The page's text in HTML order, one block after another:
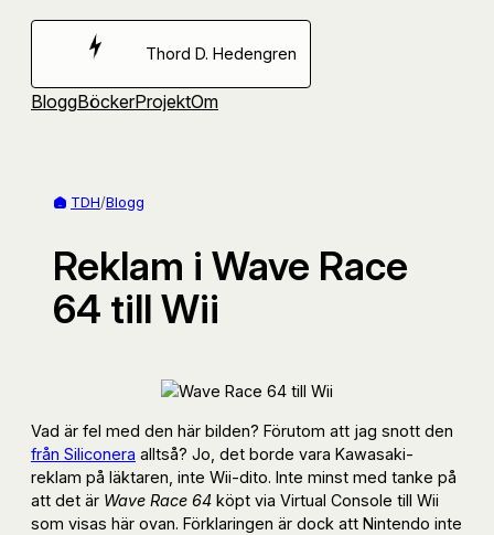
Hoppa
Thord D. Hedengren
BloggBöckerProjektOm
TDH/Blogg
Reklam i Wave Race
64 till Wii
Vad är fel med den här bilden? Förutom att jag snott den
från Siliconera alltså? Jo, det borde vara Kawasaki-
reklam på läktaren, inte Wii-dito. Inte minst med tanke på
att det är Wave Race 64 köpt via Virtual Console till Wii
som visas här ovan. Förklaringen är dock att Nintendo inte